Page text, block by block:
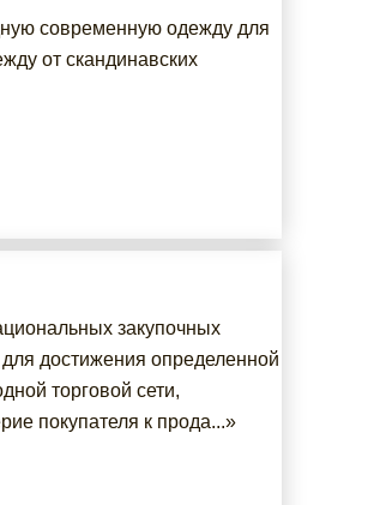
современную одежду для
от скандинавских
закупочных
достижения определенной
торговой сети,
покупателя к прода...»